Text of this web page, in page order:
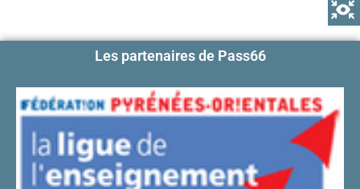
Les partenaires de Pass66